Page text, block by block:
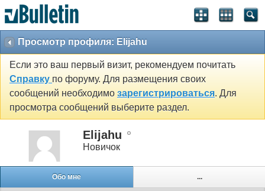
Просмотр профиля: Elijahu
Если это ваш первый визит, рекомендуем почитать
Справку по форуму. Для размещения своих
сообщений необходимо зарегистрироваться. Для
просмотра сообщений выберите раздел.
Elijahu
Новичок
Обо мне ...